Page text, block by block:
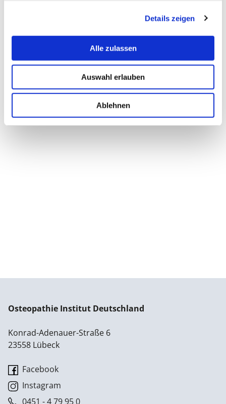
Details zeigen
Alle zulassen
Auswahl erlauben
Ablehnen
Osteopathie Institut Deutschland
Konrad-Adenauer-Straße 6
23558 Lübeck
Facebook
Instagram
0451 - 4 79 95 0